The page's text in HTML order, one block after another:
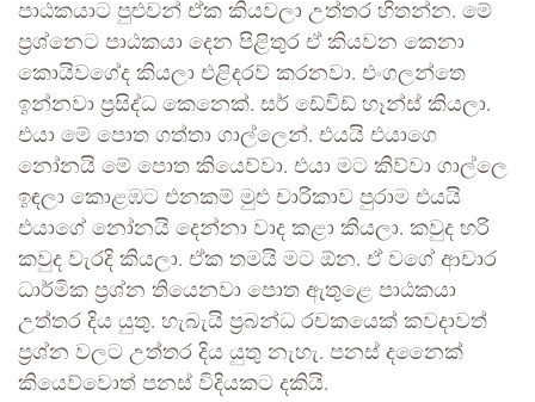
පාඨකයාට පුළුවන් ඒක කියවලා උත්තර හිතන්න. මේ
ප්‍රශ්නෙට පාඨකයා දෙන පිළිතුර ඒ කියවන කෙනා
කොයිවගේද කියලා එළිදරව් කරනවා. එංගලන්තෙ
ඉන්නවා ප්‍රසිද්ධ කෙනෙක්. සර් ඩේවිඩ් හෑන්ස් කියලා.
එයා මේ පොත ගත්තා ගාල්ලෙන්. එයයි එයාගෙ
නෝනයි මේ පොත කියෙව්වා. එයා මට කිව්වා ගාල්ලෙ
ඉඳලා කොළඹට එනකම් මුළු චාරිකාව පුරාම එයයි
එයාගේ නෝනයි දෙන්නා වාද කළා කියලා. කවුද හරි
කවුද වැරදි කියලා. ඒක තමයි මට ඕන. ඒ වගේ ආචාර
ධාර්මික ප්‍රශ්න තියෙනවා පොත ඇතුළෙ පාඨකයා
උත්තර දිය යුතු. හැබැයි ප්‍රබන්ධ රචකයෙක් කවදාවත්
ප්‍රශ්න වලට උත්තර දිය යුතු නැහැ. පනස් දනෛක්
කියෙව්වොත් පනස් විදියකට දකියි.